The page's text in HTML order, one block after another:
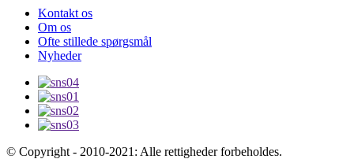
Kontakt os
Om os
Ofte stillede spørgsmål
Nyheder
© Copyright - 2010-2021: Alle rettigheder forbeholdes.